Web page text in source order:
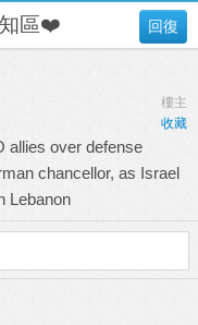
回復
區❤️
樓主
收藏
allies over defense
chancellor, as Israel
Lebanon